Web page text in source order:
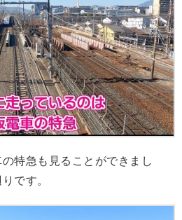
特急も見ることができまし
です。